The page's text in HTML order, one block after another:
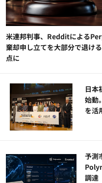
米連邦判事、Redditによる
棄却申し立てを大部分で退け
点に
日本
始動
を活
予測
調達